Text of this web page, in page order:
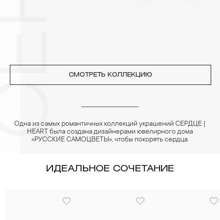
СМОТРЕТЬ КОЛЛЕКЦИЮ
Одна из самых романтичных коллекций украшений СЕРДЦЕ |
HEART была создана дизайнерами ювелирного дома
«РУССКИЕ САМОЦВЕТЫ», чтобы покорять сердца.
ИДЕАЛЬНОЕ СОЧЕТАНИЕ